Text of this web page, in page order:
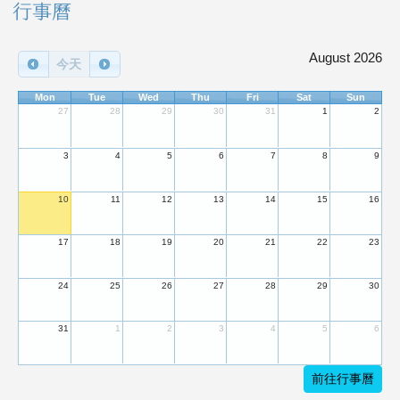
右邊區域內容
行事曆
今天 August 2026
Mon Tue Wed Thu Fri Sat Sun
27 28 29 30 31 1 2
3 4 5 6 7 8 9
10 11 12 13 14 15 16
17 18 19 20 21 22 23
24 25 26 27 28 29 30
31 1 2 3 4 5 6
前往行事曆